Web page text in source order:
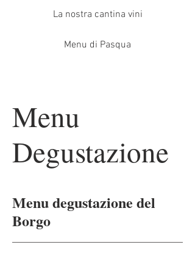
La nostra cantina vini
Menu di Pasqua
Menu
Degustazione
Menu degustazione del
Borgo